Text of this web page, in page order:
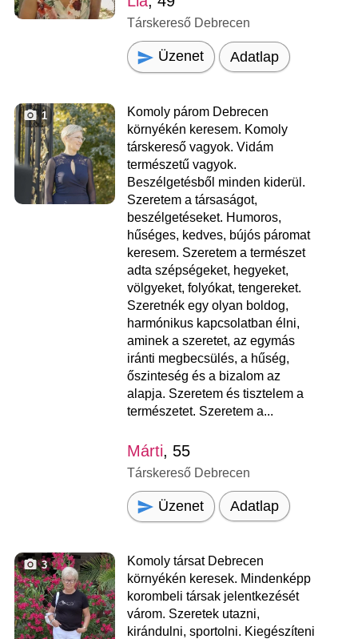
Társkereső Debrecen
Üzenet Adatlap
1
Komoly párom Debrecen
környékén keresem. Komoly
társkereső vagyok. Vidám
természetű vagyok.
Beszélgetésből minden kiderül.
Szeretem a társaságot,
beszélgetéseket. Humoros,
hűséges, kedves, bújós páromat
keresem. Szeretem a természet
adta szépségeket, hegyeket,
völgyeket, folyókat, tengereket.
Szeretnék egy olyan boldog,
harmónikus kapcsolatban élni,
aminek a szeretet, az egymás
iránti megbecsülés, a hűség,
őszinteség és a bizalom az
alapja. Szeretem és tisztelem a
természetet. Szeretem a...
Márti, 55
Társkereső Debrecen
Üzenet Adatlap
3
Komoly társat Debrecen
környékén keresek. Mindenképp
korombeli társak jelentkezését
várom. Szeretek utazni,
kirándulni, sportolni. Kiegészíteni